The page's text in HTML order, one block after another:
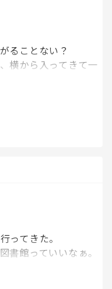
ることない？
横から入ってきて一
さかったんだねって
過ごせる気がする
ってきた。
書館っていいなぁ。
には興味なく。笑